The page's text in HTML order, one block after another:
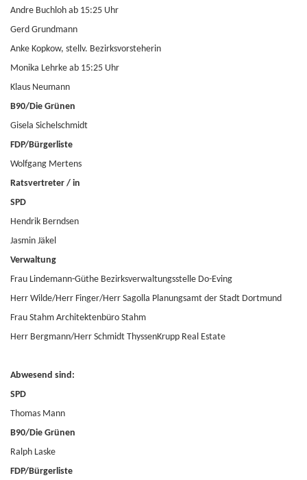
Andre Buchloh ab 15:25 Uhr
Gerd Grundmann
Anke Kopkow, stellv. Bezirksvorsteherin
Monika Lehrke ab 15:25 Uhr
Klaus Neumann
B90/Die Grünen
Gisela Sichelschmidt
FDP/Bürgerliste
Wolfgang Mertens
Ratsvertreter / in
SPD
Hendrik Berndsen
Jasmin Jäkel
Verwaltung
Frau Lindemann-Güthe Bezirksverwaltungsstelle Do-Eving
Herr Wilde/Herr Finger/Herr Sagolla Planungsamt der Stadt Dortmund
Frau Stahm Architektenbüro Stahm
Herr Bergmann/Herr Schmidt ThyssenKrupp Real Estate
Abwesend sind:
SPD
Thomas Mann
B90/Die Grünen
Ralph Laske
FDP/Bürgerliste